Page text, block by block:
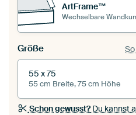
ArtFrame™
Wechselbare
Größe
55 x 75
55 cm Breite, 75 cm Höhe
Schon gewusst?Du kannst